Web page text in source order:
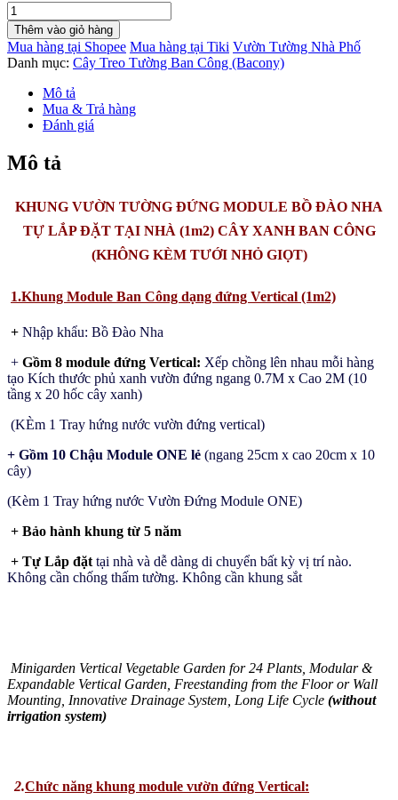
Khung
Vườn
Đứng
Cây
và
Rau
Ban
Công
Đào
Nha
kèm
tưới
nhỏ
cây
công
nhà
số
lượng
Thêm vào giỏ hàng
Mua hàng tại Shopee Mua hàng tại Tiki Vườn Tường Nhà Phố
Danh mục: Cây Treo Tường Ban Công (Bacony)
Mô tả
Mua & Trả hàng
Đánh giá
Mô tả
KHUNG VƯỜN TƯỜNG ĐỨNG MODULE BỒ ĐÀO NHA
TỰ LẮP ĐẶT TẠI NHÀ (1m2) CÂY XANH BAN CÔNG
(KHÔNG KÈM TƯỚI NHỎ GIỌT)
1.Khung Module Ban Công dạng đứng Vertical (1m2)
+ Nhập khẩu: Bồ Đào Nha
+ Gồm 8 module đứng Vertical: Xếp chồng lên nhau mỗi hàng
tạo Kích thước phủ xanh vườn đứng ngang 0.7M x Cao 2M (10
tầng x 20 hốc cây xanh)
(KÈm 1 Tray hứng nước vườn đứng vertical)
+ Gồm 10 Chậu Module ONE lẻ (ngang 25cm x cao 20cm x 10
cây)
(Kèm 1 Tray hứng nước Vườn Đứng Module ONE)
+ Bảo hành khung từ 5 năm
+ Tự Lắp đặt tại nhà và dễ dàng di chuyển bất kỳ vị trí nào.
Không cần chống thấm tường. Không cần khung sắt
Minigarden Vertical Vegetable Garden for 24 Plants, Modular &
Expandable Vertical Garden, Freestanding from the Floor or Wall
Mounting, Innovative Drainage System, Long Life Cycle (without
irrigation system)
2.Chức năng khung module vườn đứng Vertical: